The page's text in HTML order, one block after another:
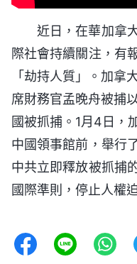
近日，在華加拿
際社會持續關注，有
「劫持人質」。加拿
席財務官孟晚舟被捕
國被抓捕。1月4日，
中國領事館前，舉行
中共立即釋放被抓捕
國際準則，停止人權